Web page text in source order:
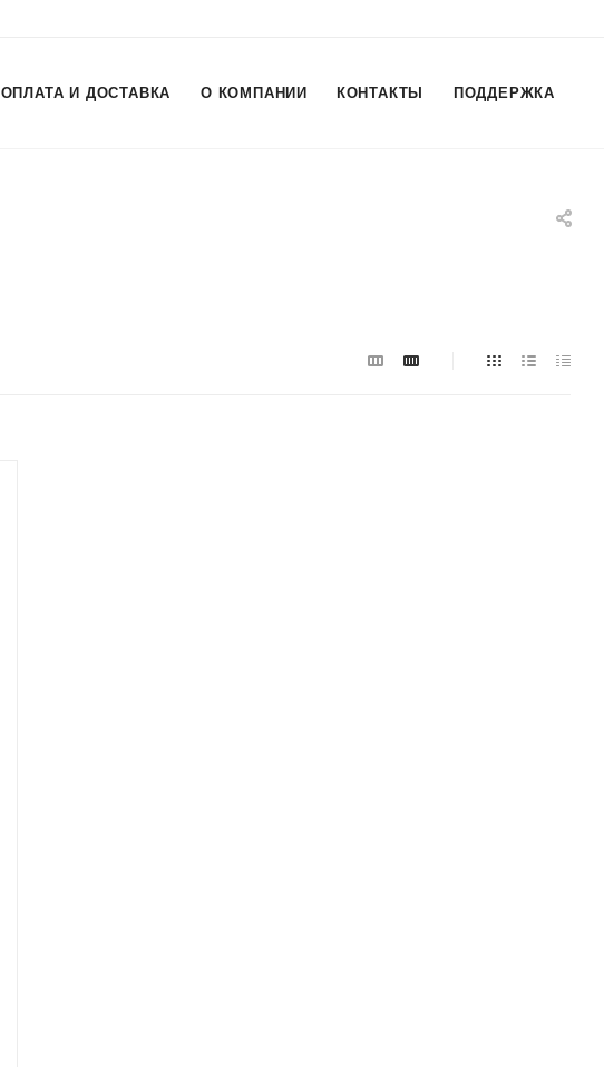
ОПЛАТА И ДОСТАВКА О КОМПАНИИ КОНТАКТЫ ПОДДЕРЖКА